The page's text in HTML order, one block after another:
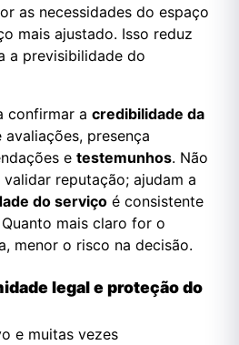
as necessidades do espaço
mais ajustado. Isso reduz
a previsibilidade do
confirmar a credibilidade da
avaliações, presença
e testemunhos. Não
reputação; ajudam a
do serviço é consistente
mais claro for o
menor o risco na decisão.
legal e proteção do
e muitas vezes